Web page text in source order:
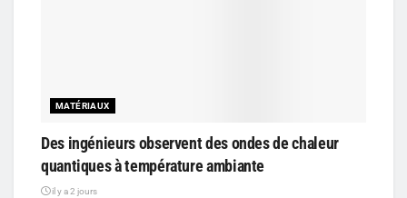
MATÉRIAUX
Des ingénieurs observent des ondes de chaleur
quantiques à température ambiante
il y a 2 jours